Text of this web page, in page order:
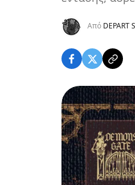
Από DEPART